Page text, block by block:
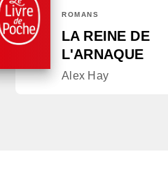
ROMANS
LA REINE DE
L'ARNAQUE
Alex Hay